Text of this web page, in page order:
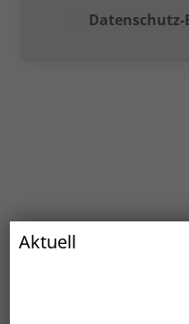
Aktuell